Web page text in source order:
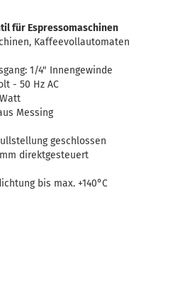
für Espressomaschinen
Kaffeevollautomaten
1/4" Innengewinde
- 50 Hz AC
Messing
geschlossen
direktgesteuert
bis max. +140°C